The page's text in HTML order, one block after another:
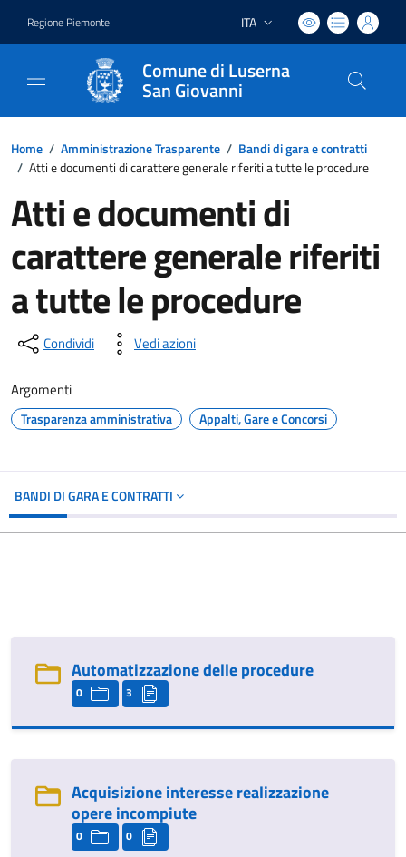
Regione Piemonte Lingua attiva:
ITA
Comune di Luserna
San Giovanni
Home / Amministrazione Trasparente / Bandi di gara e contratti
/ Atti e documenti di carattere generale riferiti a tutte le procedure
Atti e documenti di
carattere generale riferiti
a tutte le procedure
Condividi Vedi azioni
Argomenti
Trasparenza amministrativa Appalti, Gare e Concorsi
BANDI DI GARA E CONTRATTI
Automatizzazione delle procedure
0 3
Acquisizione interesse realizzazione
opere incompiute
0 0